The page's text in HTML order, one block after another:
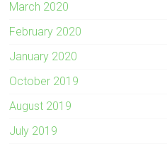
March 2020
February 2020
January 2020
October 2019
August 2019
July 2019